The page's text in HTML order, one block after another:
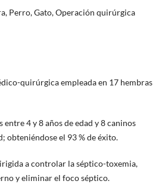
Perro, Gato, Operación quirúrgica
quirúrgica empleada en 17 hembras
4 y 8 años de edad y 8 caninos
obteniéndose el 93 % de éxito.
a controlar la séptico-toxemia,
y eliminar el foco séptico.